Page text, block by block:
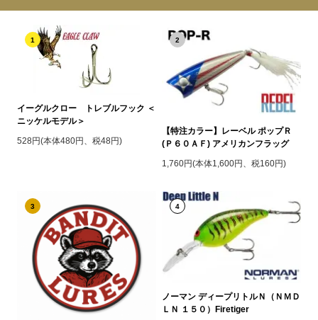
1
イーグルクロー トレブルフック ＜
ニッケルモデル＞
528円(本体480円、税48円)
2
【特注カラー】レーベル ポップＲ
(Ｐ６０ＡＦ) アメリカンフラッグ
1,760円(本体1,600円、税160円)
3 4
ノーマン ディープリトルＮ（ＮＭＤ
ＬＮ １５０）Firetiger